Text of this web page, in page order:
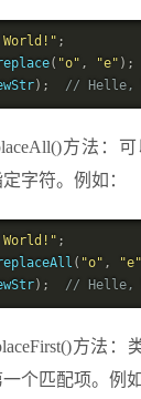
;
( "o" , "e" ) ;
) ; // Helle,
方法：
字符。例如：
;
( "o" , "e"
) ; // Helle,
方法：
个匹配项。例如